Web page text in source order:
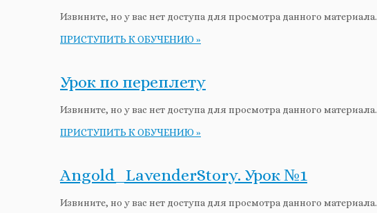
Извините, но у вас нет доступа для просмотра данного материала.
ПРИСТУПИТЬ К ОБУЧЕНИЮ »
Урок по переплету
Извините, но у вас нет доступа для просмотра данного материала.
ПРИСТУПИТЬ К ОБУЧЕНИЮ »
Angold_LavenderStory. Урок №1
Извините, но у вас нет доступа для просмотра данного материала.